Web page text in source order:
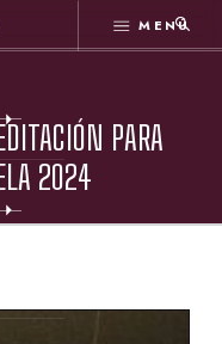
MENÚ
PARA
2024